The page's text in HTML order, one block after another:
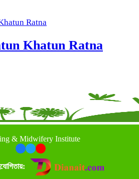
Khatun Ratna
& Midwifery Institute